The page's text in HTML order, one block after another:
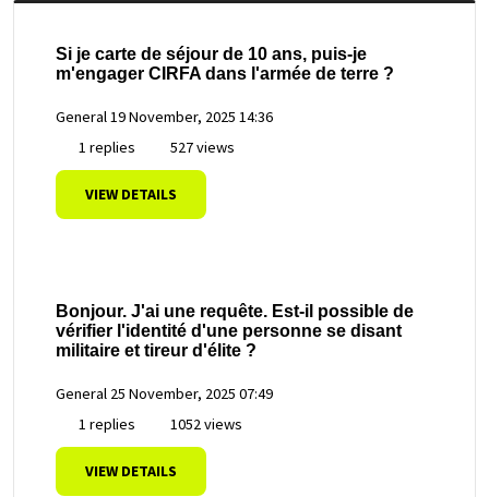
Si je carte de séjour de 10 ans, puis-je
m'engager CIRFA dans l'armée de terre ?
General19 November, 2025 14:36
1 replies
527 views
VIEW DETAILS
Bonjour. J'ai une requête. Est-il possible de
vérifier l'identité d'une personne se disant
militaire et tireur d'élite ?
General 25 November, 2025 07:49
1 replies
1052 views
VIEW DETAILS